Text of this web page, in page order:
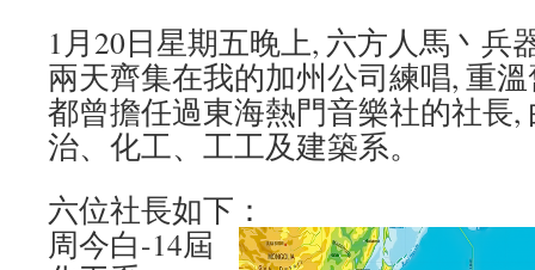
1月20日星期五晚上, 六方人馬丶兵
兩天齊集在我的加州公司練唱, 重
都曾擔任過東海熱門音樂社的社長,
治、化工、工工及建築系。
六位社長如下：
周今白-14屆